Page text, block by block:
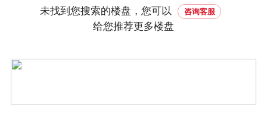
未找到您搜索的楼盘，您可以 咨询客服
给您推荐更多楼盘